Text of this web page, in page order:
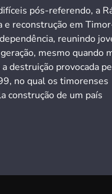
pós-referendo, a
e reconstrução em
reunindo
mesmo quando
destruição provocada
no qual os timorenses
construção de um país